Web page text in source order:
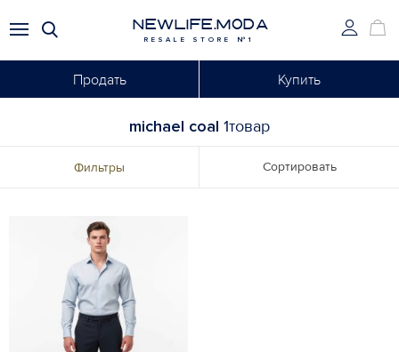
NEWLIFE.MODA
RESALE STORE №1
Продать Купить
michael coal 1товар
Фильтры Сортировать